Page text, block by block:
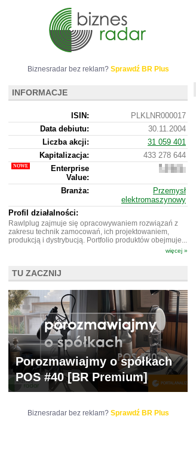
Biznesradar bez reklam? Sprawdź BR Plus
INFORMACJE
ISIN:
PLKLNR000017
Data debiutu:
30.11.2004
Liczba akcji:
31 059 401
Kapitalizacja:
433 278 644
Enterprise
Value:
644
Branża:
Przemysł
elektromaszynowy
Profil działalności:
Rawlplug zajmuje się opracowywaniem rozwiązań z
zakresu technik zamocowań, ich projektowaniem,
produkcją i dystrybucją. Portfolio produktów obejmuje...
więcej »
TU ZACZNIJ
Porozmawiajmy o spółkach
POS #40 [BR Premium]
Biznesradar bez reklam? Sprawdź BR Plus